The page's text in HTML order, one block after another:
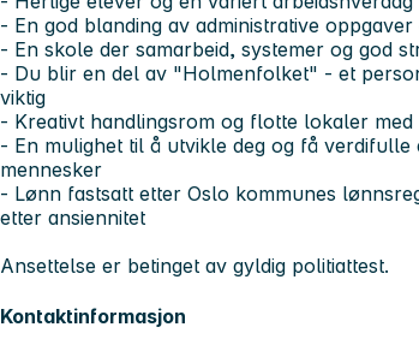
- En god blanding av administrative
- En skole der samarbeid, systemer og god
- Du blir en del av "Holmenfolket" - et
viktig
- Kreativt handlingsrom og flotte lokaler
- En mulighet til å utvikle deg og få
mennesker
- Lønn fastsatt etter Oslo kommunes
etter ansiennitet
Ansettelse er betinget av gyldig politiattest.
Kontaktinformasjon